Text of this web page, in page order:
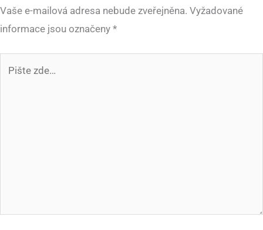
Vaše e-mailová adresa nebude zveřejněna. Vyžadované
informace jsou označeny *